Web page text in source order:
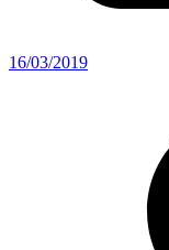
16/03/2019